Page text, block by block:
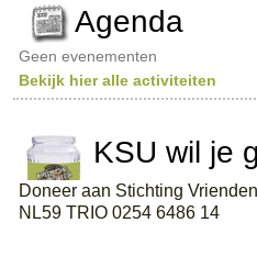
c
h
Agenda
Geen evenementen
Bekijk hier alle activiteiten
KSU wil je
Doneer aan Stichting
NL59 TRIO 0254 6486 14